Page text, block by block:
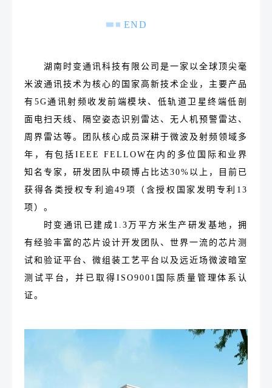
END
湖南时变通讯科技有限公司是一家以全球顶尖毫
米波通讯技术为核心的国家高新技术企业，主要产品
有5G通讯射频收发前端模块、低轨道卫星终端低剖
面电扫天线、隔空姿态识别雷达、无人机预警雷达、
周界雷达等。团队核心成员深耕于微波及射频领域多
年，有包括IEEE FELLOW在内的多位国际和业界
知名专家，研发团队中硕博占比达30%以上，目前已
获得各类授权专利逾49项（含授权国家发明专利13
项）。
时变通讯已建成1.3万平方米生产研发基地，拥
有经验丰富的芯片设计开发团队、世界一流的芯片测
试和验证平台、微组装工艺平台以及远近场微波暗室
测试平台，并已取得ISO9001国际质量管理体系认
证。